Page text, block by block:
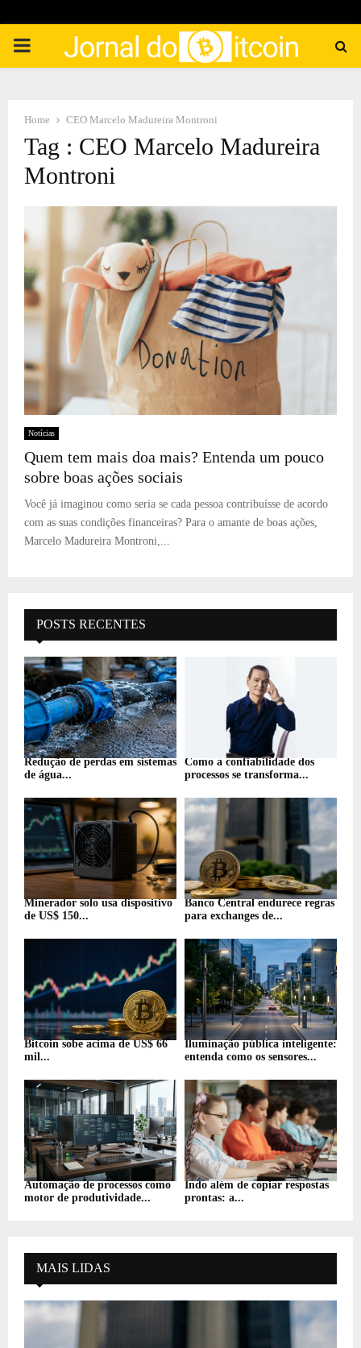
PRIMARY
Home CEO Marcelo Madureira Montroni
Tag : CEO Marcelo Madureira
Montroni
Notícias
Quem tem mais doa mais? Entenda um pouco
sobre boas ações sociais
Você já imaginou como seria se cada pessoa contribuísse de acordo
com as suas condições financeiras? Para o amante de boas ações,
Marcelo Madureira Montroni,...
POSTS RECENTES
Redução de perdas em sistemas
de água...
Como a confiabilidade dos
processos se transforma...
Minerador solo usa dispositivo
de US$ 150...
Banco Central endurece regras
para exchanges de...
Bitcoin sobe acima de US$ 66
mil...
Iluminação pública inteligente:
entenda como os sensores...
Automação de processos como
motor de produtividade...
Indo além de copiar respostas
prontas: a...
MAIS LIDAS